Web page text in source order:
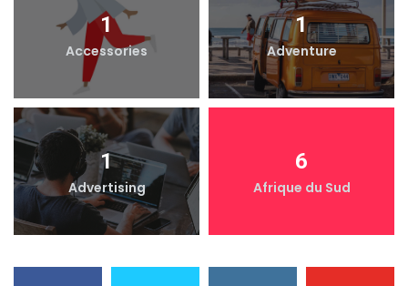
1
Accessories
1
Adventure
1
Advertising
6
Afrique du Sud